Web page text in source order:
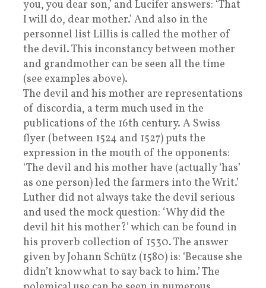
you, you dear son,’ and Lucifer answers: ‘That
I will do, dear mother.’ And also in the
personnel list Lillis is called the mother of
the devil. This inconstancy between mother
and grandmother can be seen all the time
(see examples above).
The devil and his mother are representations
of discordia, a term much used in the
publications of the 16th century. A Swiss
flyer (between 1524 and 1527) puts the
expression in the mouth of the opponents:
‘The devil and his mother have (actually ‘has’
as one person) led the farmers into the Writ.’
Luther did not always take the devil serious
and used the mock question: ‘Why did the
devil hit his mother?’ which can be found in
his proverb collection of 1530. The answer
given by Johann Schütz (1580) is: ‘Because she
didn’t know what to say back to him.’ The